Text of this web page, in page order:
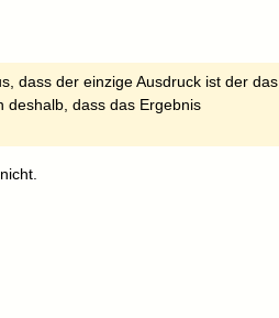
dass der einzige Ausdruck ist der das
deshalb, dass das Ergebnis